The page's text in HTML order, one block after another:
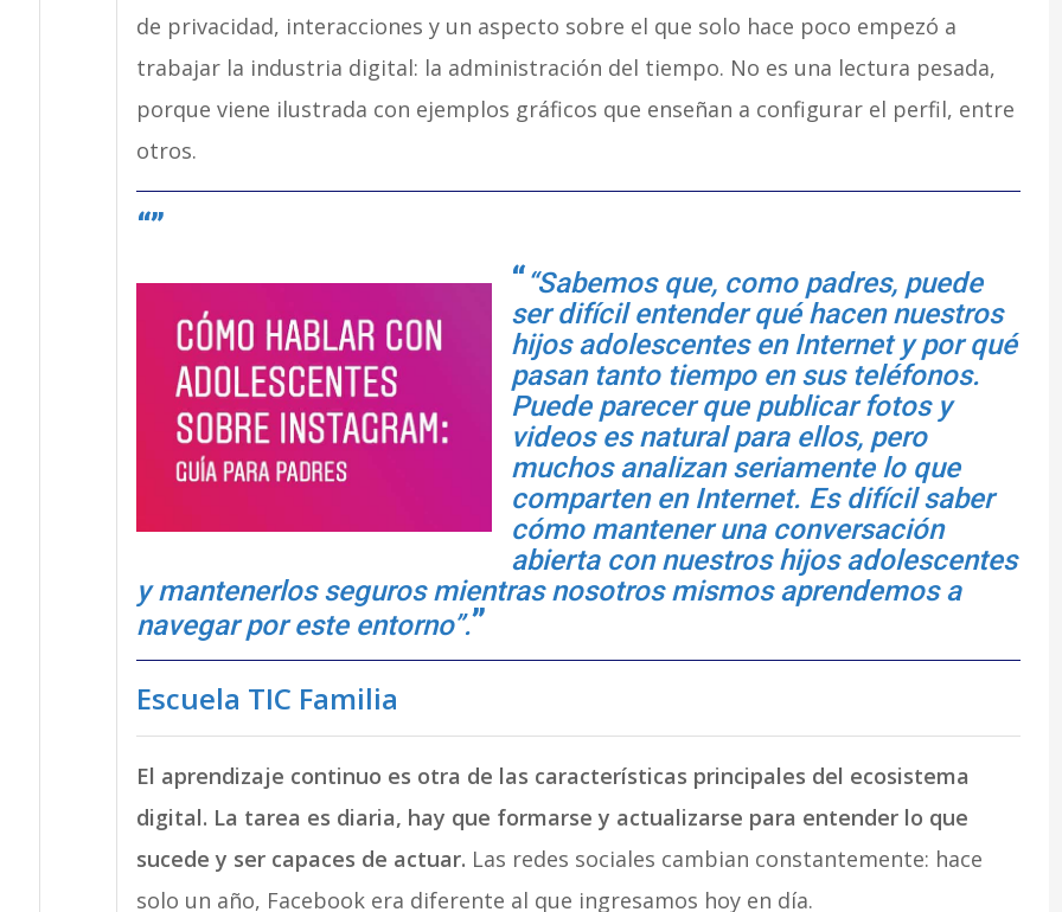
de privacidad, interacciones y un aspecto sobre el que solo hace poco empezó a
trabajar la industria digital: la administración del tiempo. No es una lectura pesada,
porque viene ilustrada con ejemplos gráficos que enseñan a configurar el perfil, entre
otros.
“Sabemos que, como padres, puede
ser difícil entender qué hacen nuestros
hijos adolescentes en Internet y por qué
pasan tanto tiempo en sus teléfonos.
Puede parecer que publicar fotos y
videos es natural para ellos, pero
muchos analizan seriamente lo que
comparten en Internet. Es difícil saber
cómo mantener una conversación
abierta con nuestros hijos adolescentes
y mantenerlos seguros mientras nosotros mismos aprendemos a
navegar por este entorno”.
Escuela TIC Familia
El aprendizaje continuo es otra de las características principales del ecosistema
digital. La tarea es diaria, hay que formarse y actualizarse para entender lo que
sucede y ser capaces de actuar. Las redes sociales cambian constantemente: hace
solo un año, Facebook era diferente al que ingresamos hoy en día.